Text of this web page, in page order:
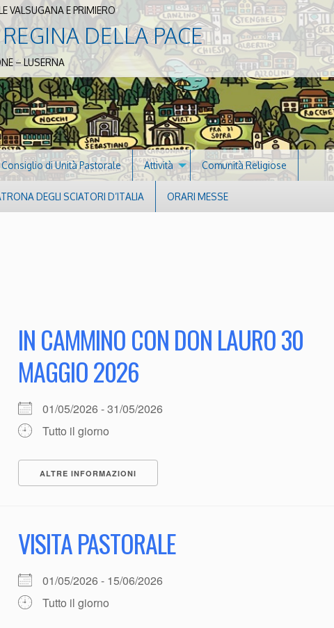
VALSUGANA E PRIMIERO
DELLA PACE
– LUSERNA
Consiglio di Unità Pastorale Attività Comunità Religiose
DEGLI SCIATORI D’ITALIA ORARI MESSE
IN CAMMINO CON DON LAURO 30
MAGGIO 2026
01/05/2026 - 31/05/2026
Tutto il giorno
ALTRE INFORMAZIONI
VISITA PASTORALE
01/05/2026 - 15/06/2026
Tutto il giorno